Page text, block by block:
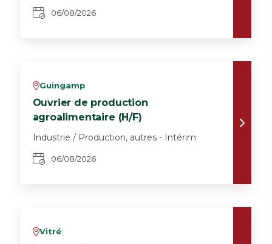
06/08/2026
vGuingamp
Ouvrier de production
agroalimentaire (H/F)
Industrie / Production, autres - Intérim
06/08/2026
vVitré